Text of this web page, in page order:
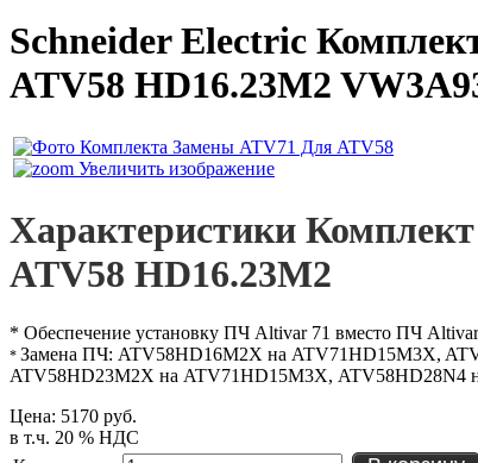
Schneider Electric
ATV58 HD16.23M2
Увеличить изображение
Характеристики
ATV58 HD16.23M2
* Обеспечение установку ПЧ Altivar 71 вместо ПЧ
* Замена ПЧ: ATV58HD16M2X на ATV71HD15M3X,
ATV58HD23M2X на ATV71HD15M3X, ATV58HD28N4
Цена: 5170 руб.
в т.ч. 20 % НДС